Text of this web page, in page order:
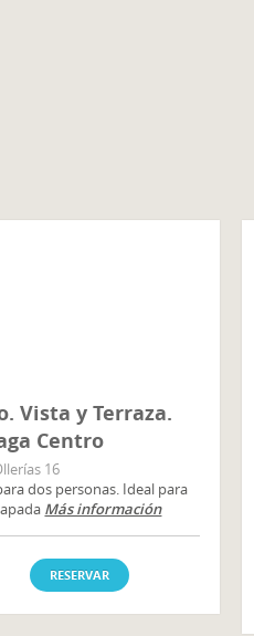
Vista y Terraza.
Centro
16
dos personas. Ideal para
Más información
RESERVAR